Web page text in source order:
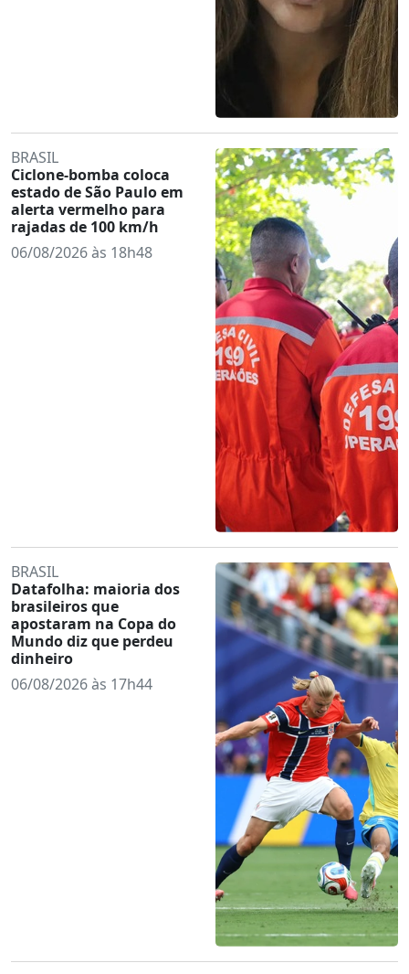
BRASIL
Ciclone-bomba coloca
estado de São Paulo em
alerta vermelho para
rajadas de 100 km/h
06/08/2026 às 18h48
BRASIL
Datafolha: maioria dos
brasileiros que
apostaram na Copa do
Mundo diz que perdeu
dinheiro
06/08/2026 às 17h44